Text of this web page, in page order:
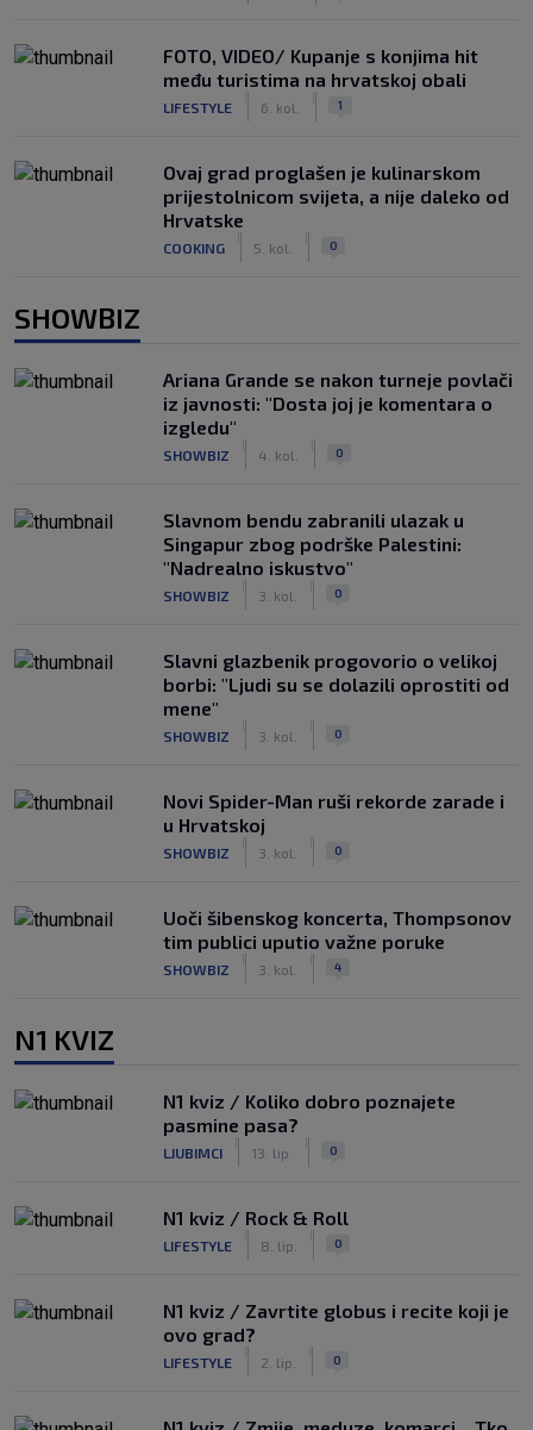
FOTO, VIDEO/ Kupanje s konjima hit
među turistima na hrvatskoj obali
LIFESTYLE 6. kol. 1
Ovaj grad proglašen je kulinarskom
prijestolnicom svijeta, a nije daleko od
Hrvatske
COOKING 5. kol. 0
SHOWBIZ
Ariana Grande se nakon turneje povlači
iz javnosti: "Dosta joj je komentara o
izgledu"
SHOWBIZ 4. kol. 0
Slavnom bendu zabranili ulazak u
Singapur zbog podrške Palestini:
"Nadrealno iskustvo"
SHOWBIZ 3. kol. 0
Slavni glazbenik progovorio o velikoj
borbi: "Ljudi su se dolazili oprostiti od
mene"
SHOWBIZ 3. kol. 0
Novi Spider-Man ruši rekorde zarade i
u Hrvatskoj
SHOWBIZ 3. kol. 0
Uoči šibenskog koncerta, Thompsonov
tim publici uputio važne poruke
SHOWBIZ 3. kol. 4
N1 KVIZ
N1 kviz / Koliko dobro poznajete
pasmine pasa?
LJUBIMCI 13. lip. 0
N1 kviz / Rock & Roll
LIFESTYLE 8. lip. 0
N1 kviz / Zavrtite globus i recite koji je
ovo grad?
LIFESTYLE 2. lip. 0